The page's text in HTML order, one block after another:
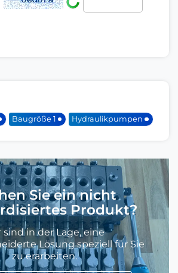
Baugröße 1 Hydraulikpumpen
Sie ein nicht
Produkt?
sind in der Lage, eine
Lösung speziell für Sie
zu erarbeiten.